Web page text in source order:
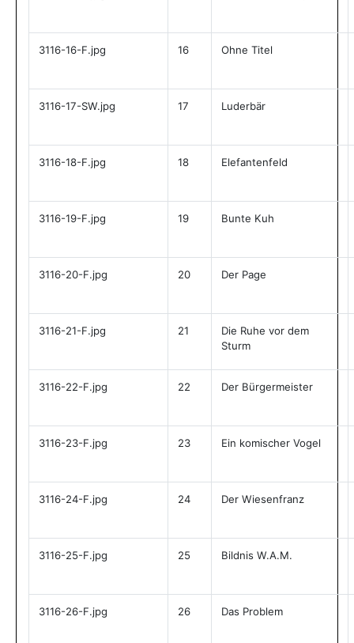
3116-16-F.jpg 16 Ohne Titel
3116-17-SW.jpg 17 Luderbär
3116-18-F.jpg 18 Elefantenfeld
3116-19-F.jpg 19 Bunte Kuh
3116-20-F.jpg 20 Der Page
3116-21-F.jpg 21
Die Ruhe vor dem
Sturm
3116-22-F.jpg 22 Der Bürgermeister
3116-23-F.jpg 23 Ein komischer Vogel
3116-24-F.jpg 24 Der Wiesenfranz
3116-25-F.jpg 25 Bildnis W.A.M.
3116-26-F.jpg 26 Das Problem